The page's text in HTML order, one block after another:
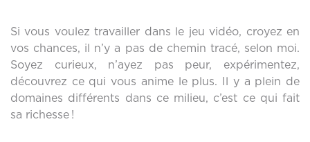
Si vous voulez travailler dans le jeu vidéo, croyez en
vos chances, il n’y a pas de chemin tracé, selon moi.
Soyez curieux, n’ayez pas peur, expérimentez,
découvrez ce qui vous anime le plus. Il y a plein de
domaines différents dans ce milieu, c’est ce qui fait
sa richesse !